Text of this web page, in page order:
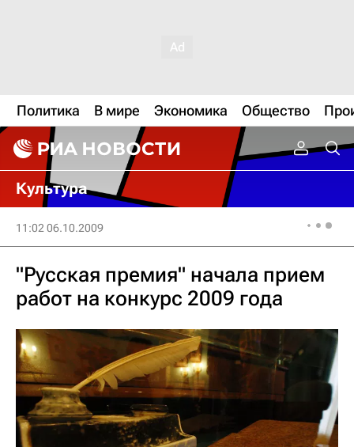
Политика В мире Экономика Общество
Культура
11:02 06.10.2009
"Русская премия" начала прием
работ на конкурс 2009 года